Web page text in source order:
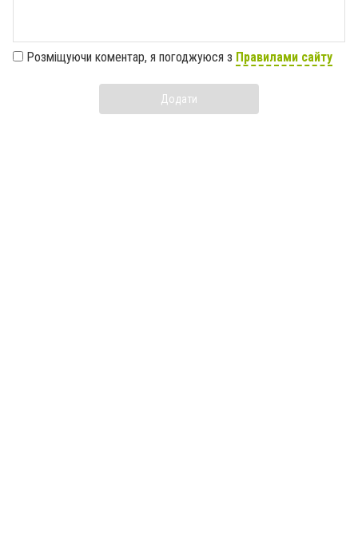
Розміщуючи коментар, я погоджуюся з Правилами сайту
Додати